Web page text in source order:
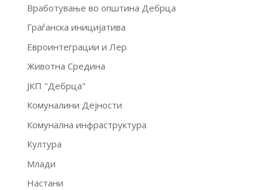
Вработување во општина Дебрца
Граѓанска иницијатива
Евроинтеграции и Лер
Животна Средина
ЈКП "Дебрца"
Комуналини Дејности
Комунална инфраструктура
Култура
Млади
Настани